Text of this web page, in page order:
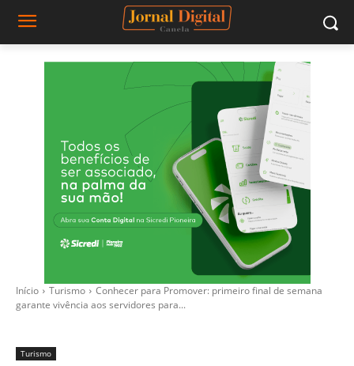
Início Turismo
Conhecer para Promover: primeiro final de semana
garante vivência aos servidores para...
Turismo